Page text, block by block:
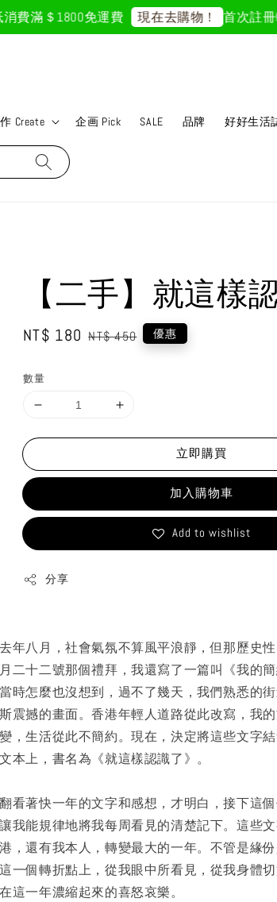
滿＄1800免運費 現在去購物！ 首次註冊輸
Create 企画 Pick SALE 品牌 好好生活
【二手】就這樣
Sale
NT$ 180 Regular
NT$ 450 優惠
數量
立即購買
加入購物車
Add to wishlist
分享
去年八月，社會氣氛不算風平浪靜，但那歷史
月二十二號那個禮拜，我還寫了一篇叫《我的
當時怎麼也沒想到，過不了幾天，我們熟悉的
斯震撼的畫面。香港年輕人道路從此改寫，我
變，生活從此不簡約。現在，決定將這些文字
文本上，書名為《就這樣認識了》。
翻看著快一年的文字和感想，才明白，接下這
讓我能規律地將我每周看見的清楚記下。這些
港，還有我本人，轉變最大的一年。不管是緣
這一個轉折點上，從我眼中所看見，從我身體
在這一年濃縮起來的喜怒哀樂。